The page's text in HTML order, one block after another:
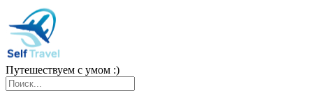
Путешествуем с умом :)